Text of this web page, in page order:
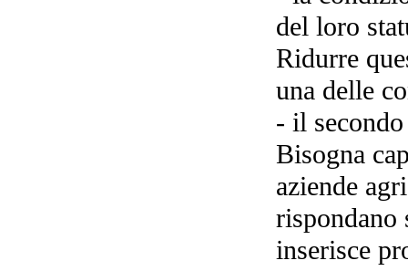
del loro
Ridurre
una delle
- il
Bisogna
aziende
inserisce